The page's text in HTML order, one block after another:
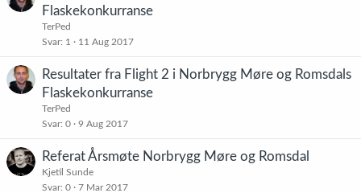
Flaskekonkurranse
TerPed
Svar 1 11 Aug 2017
Resultater fra Flight 2 i Norbrygg Møre og Romsdals
Flaskekonkurranse
TerPed
Svar 0 9 Aug 2017
Referat Årsmøte Norbrygg Møre og Romsdal
Kjetil Sunde
Svar 0 7 Mar 2017